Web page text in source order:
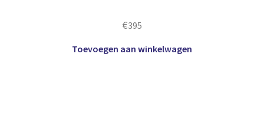
€395
Toevoegen aan winkelwagen